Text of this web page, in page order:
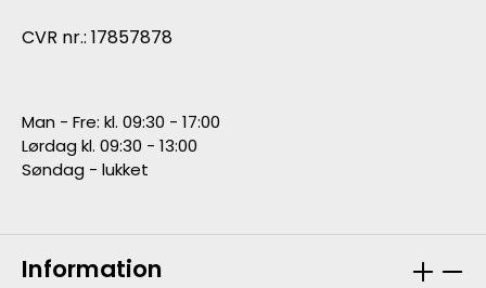
CVR nr.: 17857878
Man - Fre: kl. 09:30 - 17:00
Lørdag kl. 09:30 - 13:00
Søndag - lukket
Information